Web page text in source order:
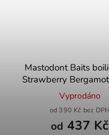
Mastodont Baits
Strawberry
Vyprodáno
od 390 Kč bez DPH
od 437 Kč